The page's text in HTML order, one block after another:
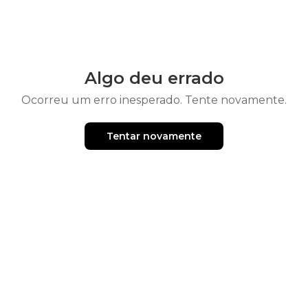
Algo deu errado
Ocorreu um erro inesperado. Tente novamente.
Tentar novamente